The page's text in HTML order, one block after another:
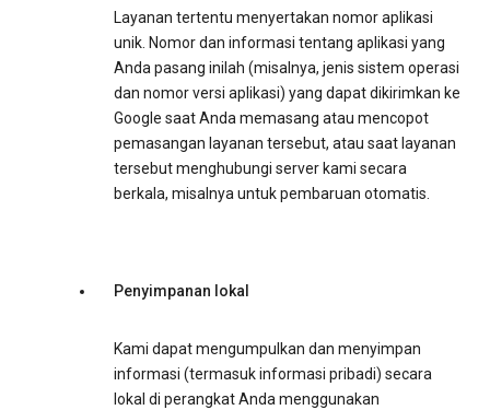
Layanan tertentu menyertakan nomor aplikasi
unik. Nomor dan informasi tentang aplikasi yang
Anda pasang inilah (misalnya, jenis sistem operasi
dan nomor versi aplikasi) yang dapat dikirimkan ke
Google saat Anda memasang atau mencopot
pemasangan layanan tersebut, atau saat layanan
tersebut menghubungi server kami secara
berkala, misalnya untuk pembaruan otomatis.
Penyimpanan lokal
Kami dapat mengumpulkan dan menyimpan
informasi (termasuk informasi pribadi) secara
lokal di perangkat Anda menggunakan